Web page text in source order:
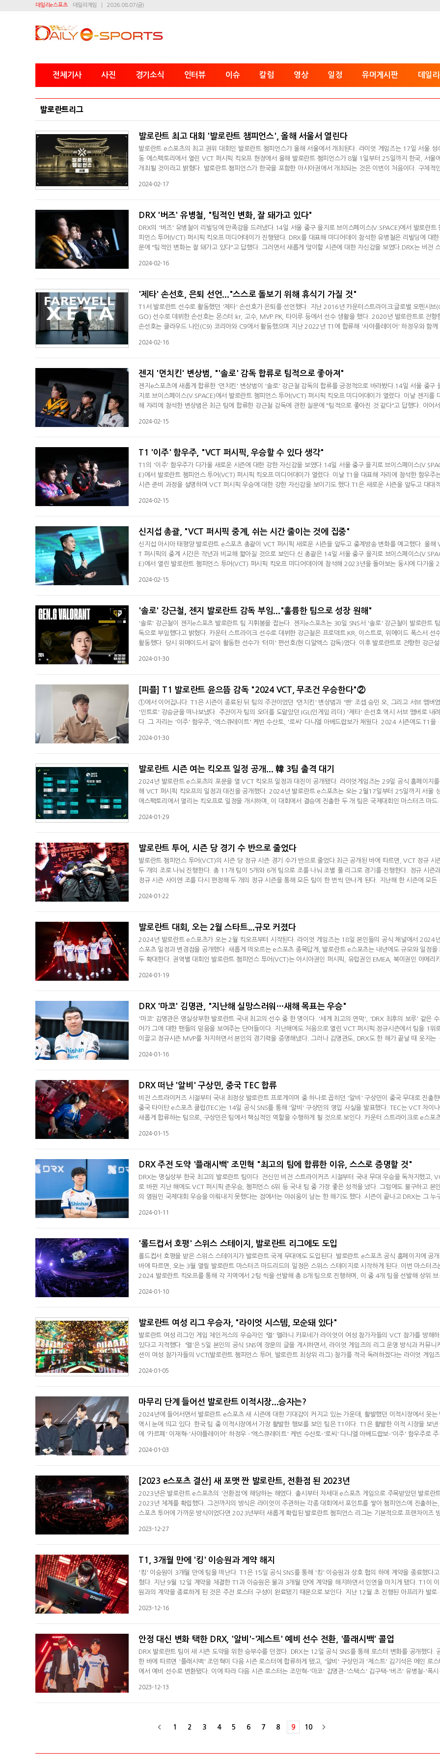
데일리e스포츠 데일리게임 2026.08.07(금)
전체기사 사진 경기소식 인터뷰 이슈 칼럼 영상 일정 유머게시판 데일
발로란트리그
발로란트 최고 대회 '발로란트 챔피언스', 올해 서울서 열린다
발로란트 e스포츠의 최고 권위 대회인 발로란트 챔피언스가 올해 서울에서 개최된다. 라이엇 게임즈는 17일 서울 성
동 에스팩토리에서 열린 VCT 퍼시픽 킥오프 현장에서 올해 발로란트 챔피언스가 8월 1일부터 25일까지 한국, 서울
개최될 것이라고 밝혔다. 발로란트 챔피언스가 한국을 포함한 아시아권에서 개최되는 것은 이번이 처음이다. 구체적인
최고의 대회다. 권역별 리그인 발로란트 챔피언스 투어(VCT)를 통해 북미, 유럽, 아시아, 중국 등 4개 지역에서 상위 성
2024-02-17
DRX '버즈' 유병철, "팀적인 변화, 잘 돼가고 있다"
DRX의 '버즈' 유병철이 리빌딩에 만족감을 드러냈다.14일 서울 중구 을지로 브이스페이스(V.SPACE)에서 발로란트
피언스 투어(VCT) 퍼시픽 킥오프 미디어데이가 진행됐다. DRX를 대표해 미디어데이 참석한 유병철은 리빌딩에 대한
문에 "팀적인 변화는 잘 돼가고 있다"고 답했다. 그러면서 새롭게 맞이할 시즌에 대한 자신감을 보였다.DRX는 비전
시픽에서 정규 리그에서 연승 행진을 이어가며 강력한 모습을 보여주기도 했다. 하지만 결승전에서 페이퍼 렉스(PRX)
2024-02-16
'제타' 손선호, 은퇴 선언..."스스로 돌보기 위해 휴식기 가질 것"
T1서 발로란트 선수로 활동했던 '제타' 손선호가 은퇴를 선언했다. 지난 2016년 카운터스트라이크:글로벌 오펜시브
GO) 선수로 데뷔한 손선호는 몬스터.kr, 고수, MVP.PK, 타이루 등에서 선수 생활을 했다. 2020년 발로란트로 전향
손선호는 클라우드 나인(C9) 코리아와 C9에서 활동했으며 지난 2022년 T1에 합류해 '사야플레이어' 하정우와 함께
하면서 쉬지 않고 계속 달려왔다. 어느 순간부터 몸과 마음이 지쳐있어 에너지가 적어지고 있는 것을 느끼고 알기 시작
2024-02-16
젠지 '먼치킨' 변상범, "'솔로' 감독 합류로 팀적으로 좋아져"
젠지e스포츠에 새롭게 합류한 '먼치킨' 변상범이 '솔로' 강근철 감독의 합류를 긍정적으로 바라봤다.14일 서울 중구
지로 브이스페이스(V.SPACE)에서 발로란트 챔피언스 투어(VCT) 퍼시픽 킥오프 미디어데이가 열렸다. 이날 젠지를
해 자리에 참석한 변상범은 최근 팀에 합류한 강근철 감독에 관한 질문에 "팀적으로 좋아진 것 같다"고 답했다. 이어
외하고 전부 새로운 얼굴로 채웠다. 변상범에 더해 '텍스처' 김나라, '라키아' 김종민, '카론' 김원태가 팀에 새롭게 합류
2024-02-15
T1 '이주' 함우주, "VCT 퍼시픽, 우승할 수 있다 생각"
T1의 '이주' 함우주가 다가올 새로운 시즌에 대한 강한 자신감을 보였다.14일 서울 중구 을지로 브이스페이스
E)에서 발로란트 챔피언스 투어(VCT) 퍼시픽 킥오프 미디어데이가 열렸다. 이날 T1을 대표해 자리에 참석한 함우주
시즌 준비 과정을 설명하며 VCT 퍼시픽 우승에 대한 강한 자신감을 보이기도 했다.T1은 새로운 시즌을 앞두고 대대
함우주에 더해 인도네시아 출신의 '엑스큐레이트' 케빈 수산토와 미국 출신의 '로시' 다니엘 아베드랍보를 새롭게 합류
2024-02-15
신지섭 총괄, "VCT 퍼시픽 중계, 쉬는 시간 줄이는 것에 집중"
신지섭 아시아 태평양 발로란트 e스포츠 총괄이 VCT 퍼시픽 새로운 시즌을 앞두고 중계방송 변화를 예고했다. 올해
T 퍼시픽의 중계 시간은 작년과 비교해 짧아질 것으로 보인다.신 총괄은 14일 서울 중구 을지로 브이스페이스
E)에서 열린 발로란트 챔피언스 투어(VCT) 퍼시픽 킥오프 미디어데이에 참석해 2023년을 돌아보는 동시에 다가올
고는 한다. 그래도 만족스러운 한 해였다. 40만 명 이상의 최고 동시 접속자, 2,500만 전후의 누적 시청 기록 등 놀라
2024-02-15
'솔로' 강근철, 젠지 발로란트 감독 부임..."훌륭한 팀으로 성장 원해"
'솔로' 강근철이 젠지e스포츠 발로란트 팀 지휘봉을 잡는다. 젠지e스포츠는 30일 SNS서 '솔로' 강근철이 발로란트
독으로 부임했다고 밝혔다. 카운터 스트라이크 선수로 데뷔한 강근철은 프로덱트.KR, 이스트로, 위메이드 폭스서 선
활동했다. 당시 위메이드서 같이 활동한 선수가 '터미' 편선호(현 디알엑스 감독)였다. 이후 발로란트로 전향한 강근설
프를 앞두고 '메테오' 김태오, '텍스처' 김나라, '라키아' 김종민, '먼치킨' 변상범, '카론' 김원태로 로스터를 완성했다.
2024-01-30
[피플] T1 발로란트 윤으뜸 감독 "2024 VCT, 무조건 우승한다"②
①에서 이어집니다. T1은 시즌이 종료된 뒤 팀의 주전이었던 '먼치킨' 변상범과 '밴' 조셉 승민 오, 그리고 서브 멤버
'인트로' 강승균을 떠나보냈다. 주전이자 팀의 오더를 도맡았던 IGL(인게임 리더) '제타' 손선호 역시 서브 멤버로 내
다. 그 자리는 '이주' 함우주, '엑스큐레이트' 케빈 수산토, '로씨' 다니엘 아베드랍보가 채웠다. 2024 시즌에도 T1을
고 전했다.◆ 리빌딩, 포텐셜이 높은 선수로 모았다윤 감독은 리빌딩을 진행하는 과정에서 가장 중점에 둔 것을 미래라
2024-01-30
발로란트 시즌 여는 킥오프 일정 공개... 韓 3팀 출격 대기
2024년 발로란트 e스포츠의 포문을 열 VCT 킥오프 일정과 대진이 공개됐다. 라이엇게임즈는 29일 공식 홈페이지
해 VCT 퍼시픽 킥오프의 일정과 대진을 공개했다. 2024년 발로란트 e스포츠는 오는 2월17일부터 25일까지 서울
에스팩토리에서 열리는 킥오프로 일정을 개시하며, 이 대회에서 결승에 진출한 두 개 팀은 국제대회인 마스터즈 마드
퍼시픽 참가팀인 11개 팀이 모두 참가하며, 각각 4개, 4개, 3개 팀이 A조, B조, C조로 배정됐다. 한국 팀인 T1과 DRX,
2024-01-29
발로란트 투어, 시즌 당 경기 수 반으로 줄었다
발로란트 챔피언스 투어(VCT)의 시즌 당 정규 시즌 경기 수가 반으로 줄었다.최근 공개된 바에 따르면, VCT 정규 시
두 개의 조로 나눠 진행한다. 총 11개 팀이 5개와 6개 팀으로 조를 나눠 조별 풀 리그로 경기를 진행한다. 정규 시즌과
정규 시즌 사이엔 조를 다시 편정해 두 개의 정규 시즌을 통해 모든 팀이 한 번씩 만나게 된다. 지난해 한 시즌에 모든
년 동안 총 10 경기로 정규 시즌을 모두 치르게 된다. 플레이오프에 진출하지 못하는 팀은 최종선발전 만이 남아있다.
2024-01-22
발로란트 대회, 오는 2월 스타트...규모 커졌다
2024년 발로란트 e스포츠가 오는 2월 킥오프부터 시작된다. 라이엇 게임즈는 18일 본인들의 공식 채널에서 2024
스포츠 일정과 변경점을 공개했다. 새롭게 떠오르는 e스포츠 종목답게, 발로란트 e스포츠는 내년에도 규모와 일정을
두 확대한다. 권역별 대회인 발로란트 챔피언스 투어(VCT)는 아시아권인 퍼시픽, 유럽권인 EMEA, 북미권인 아메리
서 1부 리그 참가팀은 30개에서 44개로 크게 늘었다. 일정 면에선 국제대회인 마스터즈를 2회로 늘리고, 지역별 시즌
2024-01-19
DRX '마코' 김명관, "지난해 실망스러워…새해 목표는 우승"
'마코' 김명관은 명실상부한 발로란트 국내 최고의 선수 중 한 명이다. '세계 최고의 연막', 'DRX 최후의 보루' 같은 수
어가 그에 대한 팬들의 믿음을 보여주는 단어들이다. 지난해에도 처음으로 열린 VCT 퍼시픽 정규시즌에서 팀을 1위
이끌고 정규시즌 MVP를 차지하면서 본인의 경기력을 증명해냈다. 그러나 김명관도, DRX도 한 해가 끝날 때 웃지는
제 무대 마스터즈와 챔피언스에서도 각각 7~8위, 5~6위에 그쳤다. 직전 해 챔피언스에서 3위를 차지하며 내년엔 반드
2024-01-16
DRX 떠난 '알비' 구상민, 중국 TEC 합류
비전 스트라이커즈 시절부터 국내 최정상 발로란트 프로게이머 중 하나로 꼽히던 '알비' 구상민이 중국 무대로 진출한
중국 타이탄 e스포츠 클럽(TEC)는 14일 공식 SNS를 통해 '알비' 구상민의 영입 사실을 발표했다. TEC는 VCT 차이나
새롭게 합류하는 팀으로, 구상민은 팀에서 핵심적인 역할을 수행하게 될 것으로 보인다. 카운터 스트라이크로 e스포
린저스 코리아 우승, 마스터즈 코리아 우승, 락//인 4강, VCT 퍼시픽 준우승 등 화려한 경력을 쌓았다. 지난 해에도
2024-01-15
DRX 주전 도약 '플래시백' 조민혁 "최고의 팀에 합류한 이유, 스스로 증명할 것"
DRX는 명실상부 한국 최고의 발로란트 팀이다. 전신인 비전 스트라이커즈 시절부터 국내 무대 우승을 독차지했고,
로 바뀐 지난 해에도 VCT 퍼시픽 준우승, 챔피언스 6위 등 국내 팀 중 가장 좋은 성적을 냈다. 그럼에도 불구하고 본
의 염원인 국제대회 우승을 이뤄내지 못했다는 점에서는 아쉬움이 남는 한 해기도 했다. 시즌이 끝나고 DRX는 그 누
연습생 '플래시백' 조민혁을 1군 주전 멤버로 승격시킨 것이다. DRX는 이벤트 대회인 텐 발로란트 글로벌 인비테이셔
2024-01-11
'롤드컵서 호평' 스위스 스테이지, 발로란트 리그에도 도입
롤드컵서 호평을 받은 스위스 스테이지가 발로란트 국제 무대에도 도입된다. 발로란트 e스포츠 공식 홈페이지에 공개
바에 따르면, 오는 3월 열릴 발로란트 마스터즈 마드리드의 일정은 스위스 스테이지로 시작하게 된다. 이번 마스터즈
2024 발로란트 킥오프를 통해 각 지역에서 2팀 씩을 선발해 총 8개 팀으로 진행하며, 이 중 4개 팀을 선발해 상위 브
다. 스위스 스테이지는 원래 체스에서 기원한 방식으로, 각 팀이 무작위로 대결을 진행한 뒤 다음 라운드부터 본인의 팀
2024-01-10
발로란트 여성 리그 우승자, "라이엇 시스템, 모순돼 있다"
발로란트 여성 리그인 게임 체인저스의 우승자인 '멜' 멜라니 카포네가 라이엇이 여성 참가자들의 VCT 참가를 방해
있다고 지적했다. '멜'은 5일 본인의 공식 SNS에 장문의 글을 게시하면서, 라이엇 게임즈의 리그 운영 방식과 커뮤니
션이 여성 참가자들의 VCT(발로란트 챔피언스 투어, 발로란트 최상위 리그) 참가를 적극 독려하겠다는 라이엇 게임
있는 프로게이머다. '멜'의 지적은 크게 세 가지다. 첫 번째는 경기 진행 일정 문제다. '멜'은 북미의 경우, 게임 체인저
2024-01-05
마무리 단계 들어선 발로란트 이적시장...승자는?
2024년에 들어서면서 발로란트 e스포츠 새 시즌에 대한 기대감이 커지고 있는 가운데, 활발했던 이적시장에서 웃는
역시 눈에 띄고 있다. 한국 팀 중 이적시장에서 가장 활발한 행보를 보인 팀은 T1이다. T1은 활발한 이적 시장을 보낸
에 '카르페' 이재혁-'사야플레이어' 하정우 -'엑스큐레이트' 케빈 수산토-'로씨' 다니엘 아베드랍보-'이주' 함우주로 주
다. 이벤트 전에서 보여준 경기력과 본인들의 개인방송에서 보여준 폼을 고려하면, 선수들에 대한 평가는 굉장히 높은
2024-01-03
[2023 e스포츠 결산] 새 포맷 짠 발로란트, 전환점 된 2023년
2023년은 발로란트 e스포츠의 '전환점'에 해당하는 해였다. 출시부터 차세대 e스포츠 게임으로 주목받았던 발로란
2023년 체계를 확립했다. 그전까지의 방식은 라이엇이 주관하는 각종 대회에서 포인트를 쌓아 챔피언스에 진출하는
스포츠 투어에 가까운 방식이었다면 2023년부터 새롭게 확립된 발로란트 챔피언스 리그는 기본적으로 프랜차이즈
스에 진출한다. 기본적으로 정규시즌에 해당하는 각 리그는 발로란트 챔피언스 투어(VCT)라는 이름으로, 아시아권인
2023-12-27
T1, 3개월 만에 '킹' 이승원과 계약 해지
'킹' 이승원이 3개월 만에 팀을 떠난다. T1은 15일 공식 SNS를 통해 '킹' 이승원과 상호 협의 하에 계약을 종료했다
혔다. 지난 9월 12일 계약을 체결한 T1과 이승원은 불과 3개월 만에 계약을 해지하면서 인연을 마치게 됐다. T1이
원과의 계약을 종료하게 된 것은 주전 로스터 구성이 완료됐기 때문으로 보인다. 지난 12월 초 진행된 아프리카 발로
랍보-'이주' 함우주로 구성했다. '엑스큐레이트'의 비자 문제로 그간 완벽한 로스터를 구성하지 못했던 T1은 해당 대회
2023-12-16
안정 대신 변화 택한 DRX, '알비'-'제스트' 예비 선수 전환, '플래시백' 콜업
DRX 발로란트 팀이 새 시즌 도약을 위한 승부수를 던졌다. DRX는 12일 공식 SNS를 통해 로스터 변화를 공개했다.
한 바에 따르면 '플래시백' 조민혁이 다음 시즌 로스터에 합류하게 됐고, '알비' 구상민과 '제스트' 김기석은 메인 로스
에서 예비 선수로 변환됐다. 이에 따라 다음 시즌 로스터는 조민혁-'마코' 김명관-'스택스' 김구택-'버즈' 유병철-'폭시
활동해 온 멤버다. 카운터 스트라이크: 글로벌 오펜시브의 선수로 활동하던 두 선수는 지난 2020년 발로란트로 종목을
2023-12-13
1 2 3 4 5 6 7 8 9 10